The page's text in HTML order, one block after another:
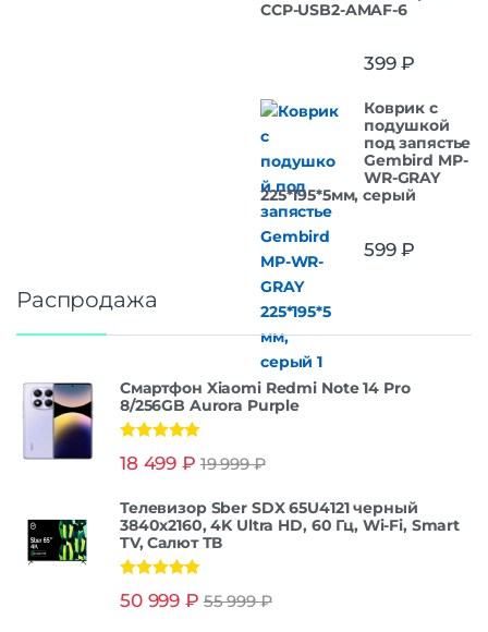
CCP-USB2-AMAF-6
399₽
Коврик с
подушкой
под запястье
Gembird MP-
WR-GRAY
225*195*5мм, серый
599₽
Распродажа
Смартфон Xiaomi Redmi Note 14 Pro
8/256GB Aurora Purple
из 5
18 499 ₽ 19 999₽
Телевизор Sber SDX 65U4121 черный
3840x2160, 4K Ultra HD, 60 Гц, Wi-Fi, Smart
TV, Салют ТВ
из 5
50 999 ₽ 55 999₽